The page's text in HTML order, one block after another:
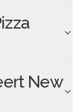
New